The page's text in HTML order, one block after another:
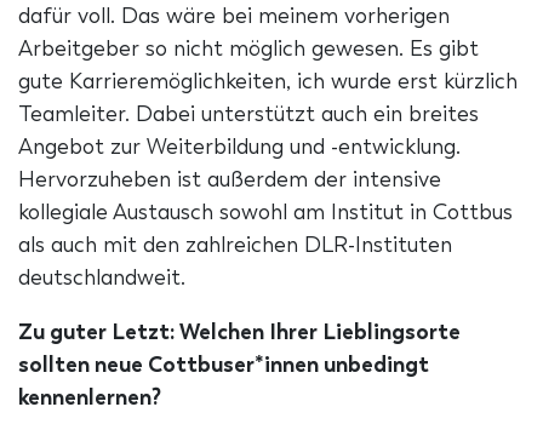
dafür voll. Das wäre bei meinem vorherigen
Arbeitgeber so nicht möglich gewesen. Es gibt
gute Karrieremöglichkeiten, ich wurde erst kürzlich
Teamleiter. Dabei unterstützt auch ein breites
Angebot zur Weiterbildung und -entwicklung.
Hervorzuheben ist außerdem der intensive
kollegiale Austausch sowohl am Institut in Cottbus
als auch mit den zahlreichen DLR-Instituten
deutschlandweit.
Zu guter Letzt: Welchen Ihrer Lieblingsorte
sollten neue Cottbuser*innen unbedingt
kennenlernen?